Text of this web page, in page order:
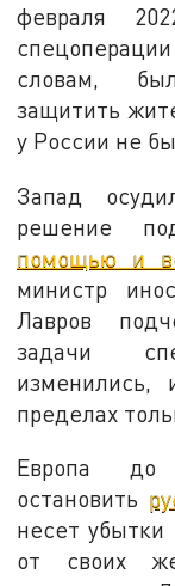
февраля
словам,
защитить
у России не
Запад
решение
помощью и
министр
Лавров
задачи
пределах
Европа
остановить
несет убытки
от своих